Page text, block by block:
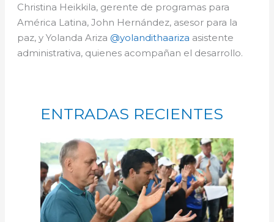
Christina Heikkila, gerente de programas para
América Latina, John Hernández, asesor para la
paz, y Yolanda Ariza @yolandithaariza asistente
administrativa, quienes acompañan el desarrollo.
ENTRADAS RECIENTES